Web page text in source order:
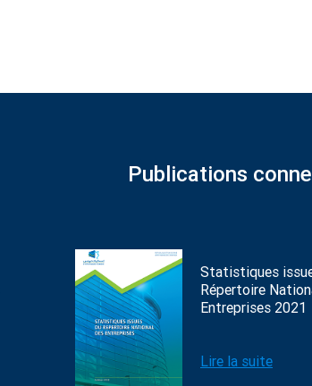
Publications
Statistiques
Répertoire
Entreprises 2021
Lire la suite